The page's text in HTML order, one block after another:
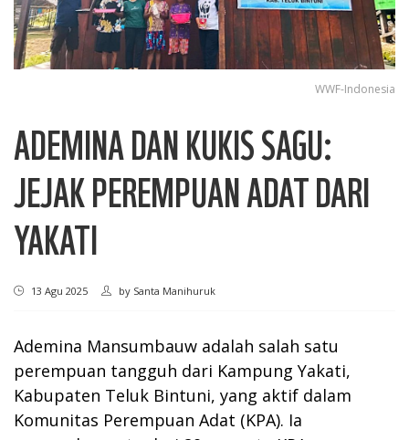
WWF-Indonesia
ADEMINA DAN KUKIS SAGU:
JEJAK PEREMPUAN ADAT DARI
YAKATI
13 Agu 2025 by Santa Manihuruk
Ademina Mansumbauw adalah salah satu
perempuan tangguh dari Kampung Yakati,
Kabupaten Teluk Bintuni, yang aktif dalam
Komunitas Perempuan Adat (KPA). Ia